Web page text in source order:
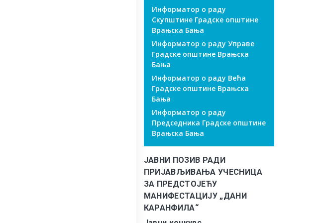
Информатор о раду
Скупштине Градске општине
Врањска Бања
Информатор о раду Управе
Градске општине Врањска
Бања
Информатор о раду Већа
Градске општине Врањска
Бања
Информатор о раду
Председника Градске општине
Врањска Бања
ЈАВНИ ПОЗИВ РАДИ
ПРИЈАВЉИВАЊА УЧЕСНИЦА
ЗА ПРЕДСТОЈЕЋУ
МАНИФЕСТАЦИЈУ „ДАНИ
КАРАНФИЛА“